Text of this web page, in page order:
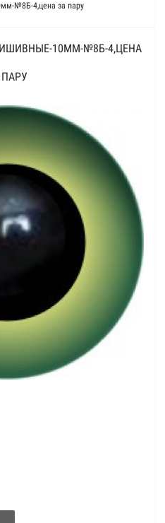
№8Б-4,цена за пару
10ММ-№8Б-4,ЦЕНА